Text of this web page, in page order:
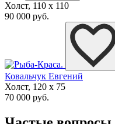
Холст, 110 x 110
90 000 руб.
Ковальчук Евгений
Холст, 120 x 75
70 000 руб.